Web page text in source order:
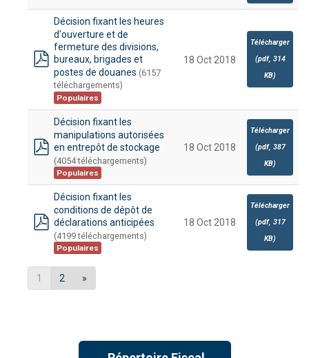
pdf
Décision fixant les heures
d'ouverture et de
fermeture des divisions,
bureaux, brigades et
postes de douanes (6157
téléchargements)
Populaires
18 Oct 2018
Télécharger
(pdf, 314
KB)
pdf
Décision fixant les
manipulations autorisées
en entrepôt de stockage
(4054 téléchargements)
Populaires
18 Oct 2018
Télécharger
(pdf, 387
KB)
pdf
Décision fixant les
conditions de dépôt de
déclarations anticipées
(4199 téléchargements)
Populaires
18 Oct 2018
Télécharger
(pdf, 317
KB)
1 2 »